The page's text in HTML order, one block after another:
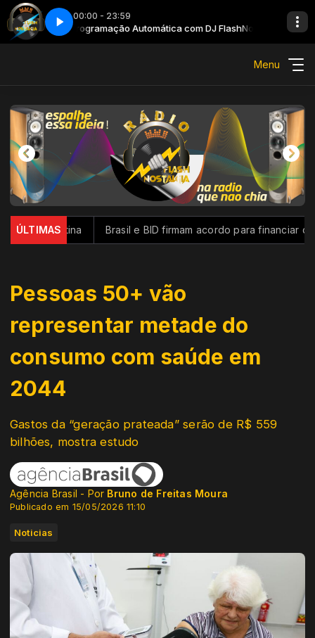
00:00 - 23:59
Programação Automática com DJ FlashNostalgia
Menu
ÚLTIMAS
Latina Brasil e BID firmam acordo para financiar combate
Pessoas 50+ vão
representar metade do
consumo com saúde em
2044
Gastos da “geração prateada” serão de R$ 559
bilhões, mostra estudo
Agência Brasil - Por Bruno de Freitas Moura
Publicado em 15/05/2026 11:10
Noticias